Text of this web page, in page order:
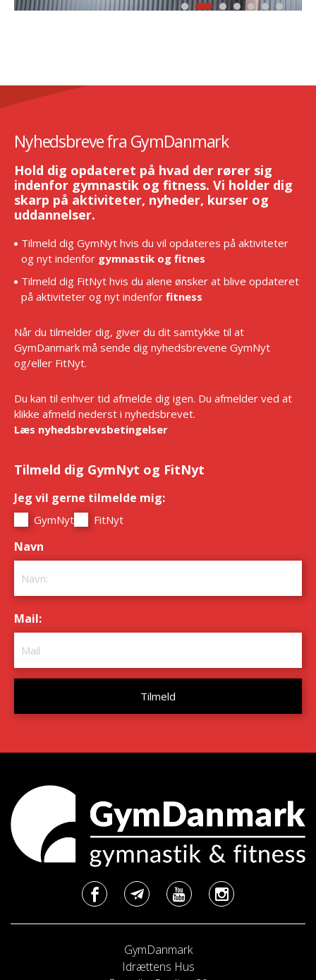
Nyhedsbreve fra GymDanmark
Hold dig opdateret på hvad der rører sig
indenfor gymnastik og fitness. Vi holder dig
skarp på aktiviteter, nyheder, kurser og
uddannelser.
Tilmeld dig GymNyt hvis du vil opdateres på aktiviteter
og nyt indenfor gymnastik og fitnes
Tilmeld dig FitNyt hvis du alene ønsker at blive opdateret
på aktiviteter og nyt indenfor fitness
Når du tilmelder dig, giver du dit samtykke til at
GymDanmark må sende dig nyhedsbrevene GymNyt
og/eller FitNyt.
Du kan til enhver tid afmelde dig igen. Du afmelder ved at
klikke afmeld nederst i nyhedsbrevet.
Læs nyhedsbrevsbetingelser
Tilmeld dig GymNyt og FitNyt
Jeg vil gerne tilmelde mig:
GymNyt FitNyt
Navn
Mail:
GymDanmark
Idrættens Hus